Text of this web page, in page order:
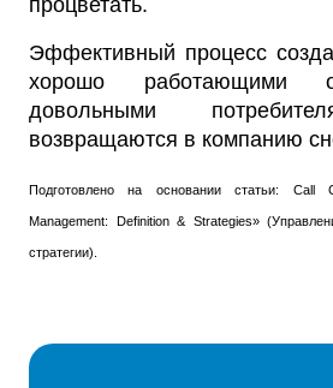
процветать.
Эффективный процесс
хорошо работающими
довольными
возвращаются в компанию
Подготовлено на основании статьи: Call
Management: Definition & Strategies»
стратегии).